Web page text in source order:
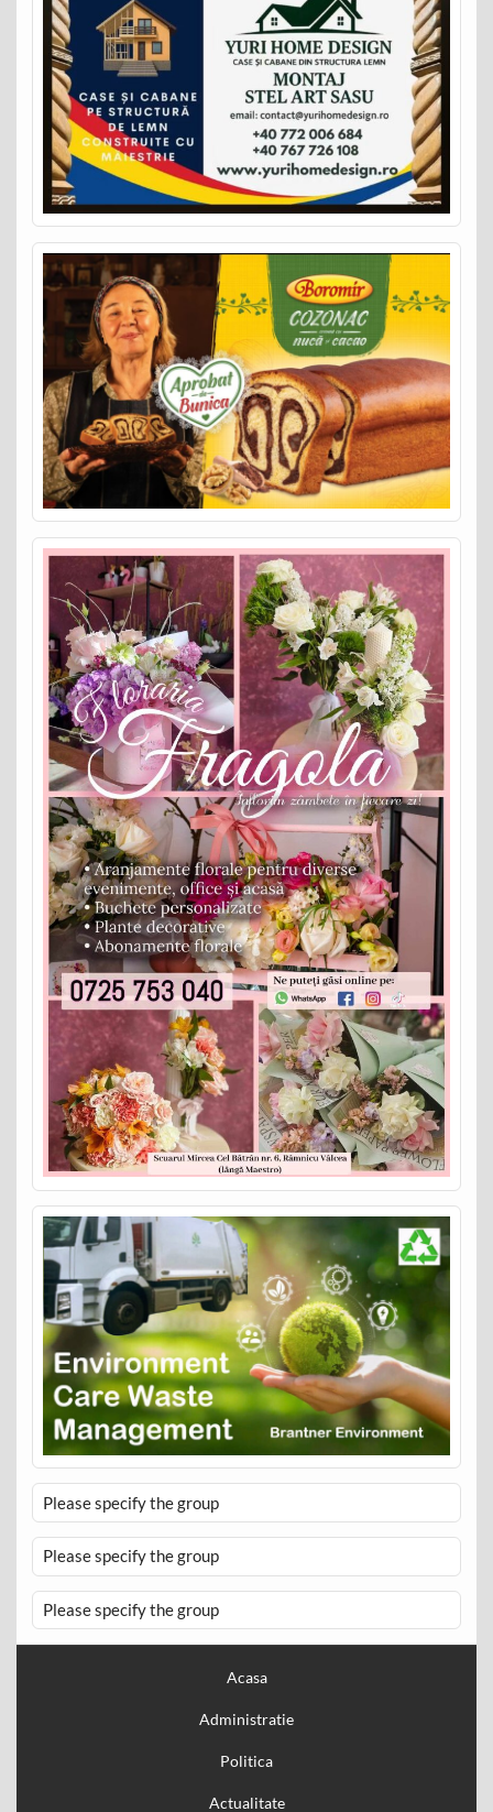
Please specify the group
Please specify the group
Please specify the group
Acasa
Administratie
Politica
Actualitate